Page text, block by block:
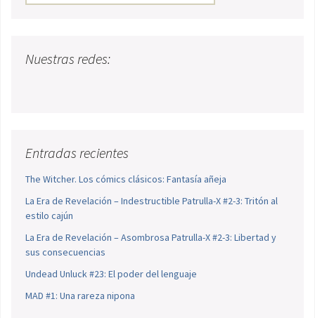
Nuestras redes:
Entradas recientes
The Witcher. Los cómics clásicos: Fantasía añeja
La Era de Revelación – Indestructible Patrulla-X #2-3: Tritón al
estilo cajún
La Era de Revelación – Asombrosa Patrulla-X #2-3: Libertad y
sus consecuencias
Undead Unluck #23: El poder del lenguaje
MAD #1: Una rareza nipona